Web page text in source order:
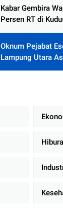
Rumah dari
Kabar Gembira
Persen RT di
Oknum Pejabat
Lampung Utara
Dengan Teman